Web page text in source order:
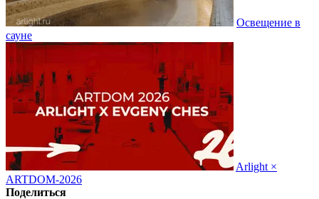
Освещение в
сауне
Arlight ×
ARTDOM-2026
Поделиться